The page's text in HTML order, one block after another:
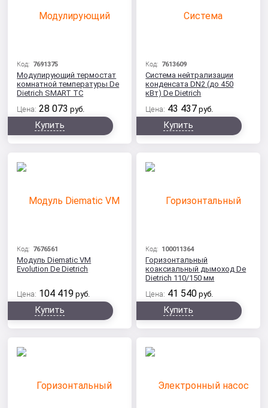
Код: 7691375
Модулирующий термостат
комнатной температуры De
Dietrich SMART TC
Цена: 28 073 руб.
Купить
Код: 7613609
Система нейтрализации
конденсата DN2 (до 450
кВт) De Dietrich
Цена: 43 437 руб.
Купить
Код: 7676561
Модуль Diematic VM
Evolution De Dietrich
Цена: 104 419 руб.
Купить
Код: 100011364
Горизонтальный
коаксиальный дымоход De
Dietrich 110/150 мм
Цена: 41 540 руб.
Купить